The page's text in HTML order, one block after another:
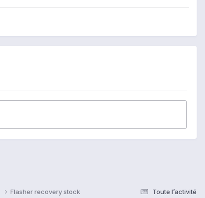
Toute l’activité
Flasher recovery stock